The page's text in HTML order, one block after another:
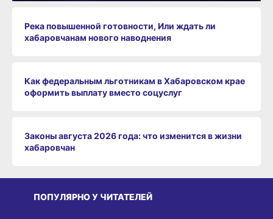
Река повышенной готовности, Или ждать ли
хабаровчанам нового наводнения
Как федеральным льготникам в Хабаровском крае
оформить выплату вместо соцуслуг
Законы августа 2026 года: что изменится в жизни
хабаровчан
ПОПУЛЯРНО У ЧИТАТЕЛЕЙ